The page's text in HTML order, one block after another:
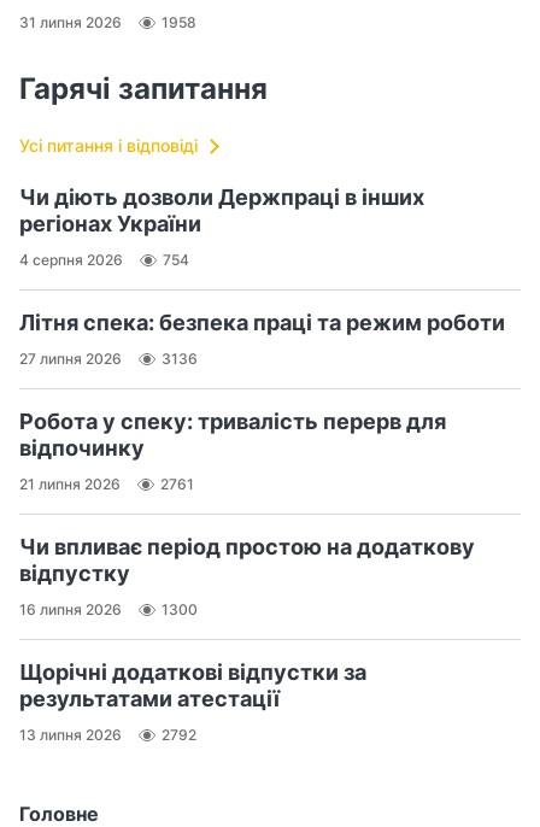
Головне
31 липня 2026 1958
Гарячі запитання
Усі питання і відповіді
Чи діють дозволи Держпраці в інших
регіонах України
4 серпня 2026 754
Літня спека: безпека праці та режим роботи
27 липня 2026 3136
Робота у спеку: тривалість перерв для
відпочинку
21 липня 2026 2761
Чи впливає період простою на додаткову
відпустку
16 липня 2026 1300
Щорічні додаткові відпустки за
результатами атестації
13 липня 2026 2792